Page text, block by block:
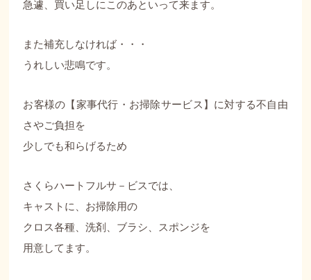
急遽、買い足しにこのあといって来ます。
また補充しなければ・・・
うれしい悲鳴です。
お客様の【家事代行・お掃除サービス】に対する不自由
さやご負担を
少しでも和らげるため
さくらハートフルサ－ビスでは、
キャストに、お掃除用の
クロス各種、洗剤、ブラシ、スポンジを
用意してます。